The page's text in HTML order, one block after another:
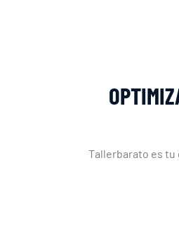
Tallerbarato es tu